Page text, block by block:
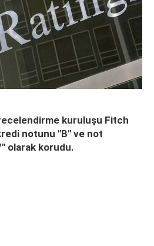
kuruluşu Fitch
notunu "B" ve not
olarak korudu.